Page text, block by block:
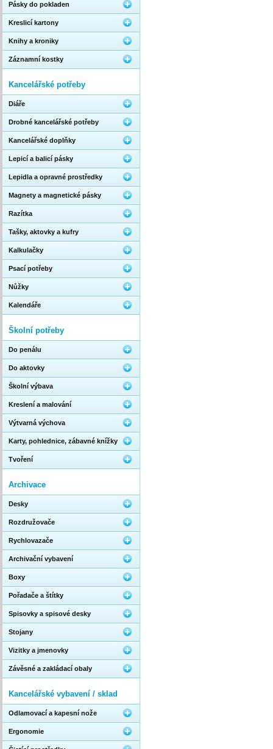
Pásky do pokladen
Kreslicí kartony
Knihy a kroniky
Záznamní kostky
Kancelářské potřeby
Diáře
Drobné kancelářské potřeby
Kancelářské doplňky
Lepicí a balicí pásky
Lepidla a opravné prostředky
Magnety a magnetické pásky
Razítka
Tašky, aktovky a kufry
Kalkulačky
Psací potřeby
Nůžky
Kalendáře
Školní potřeby
Do penálu
Do aktovky
Školní výbava
Kreslení a malování
Výtvarná výchova
Karty, pohlednice, zábavné knížky
Tvoření
Archivace
Desky
Rozdružovače
Rychlovazače
Archivační vybavení
Boxy
Pořadače a štítky
Spisovky a spisové desky
Stojany
Vizitky a jmenovky
Závěsné a zakládací obaly
Kancelářské vybavení / sklad
Odlamovací a kapesní nože
Ergonomie